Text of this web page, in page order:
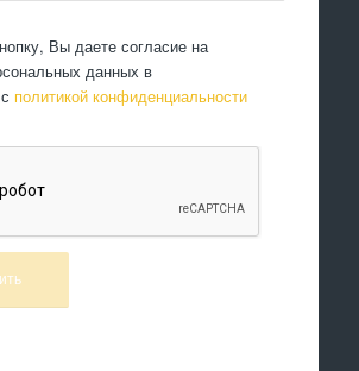
Вы даете согласие на
данных в
политикой конфиденциальности